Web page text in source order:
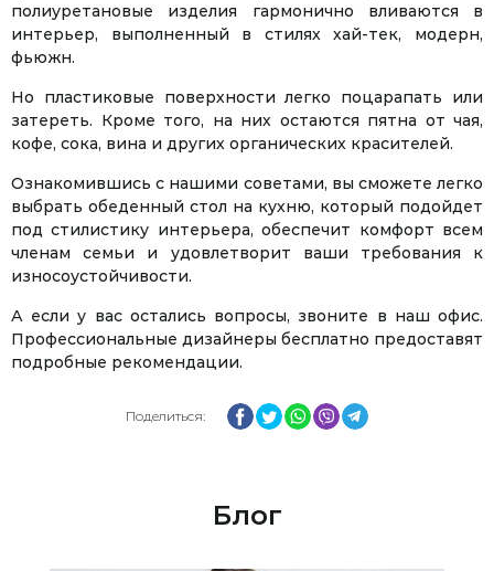
полиуретановые изделия гармонично вливаются в
интерьер, выполненный в стилях хай-тек, модерн,
фьюжн.
Но пластиковые поверхности легко поцарапать или
затереть. Кроме того, на них остаются пятна от чая,
кофе, сока, вина и других органических красителей.
Ознакомившись с нашими советами, вы сможете легко
выбрать обеденный стол на кухню, который подойдет
под стилистику интерьера, обеспечит комфорт всем
членам семьи и удовлетворит ваши требования к
износоустойчивости.
А если у вас остались вопросы, звоните в наш офис.
Профессиональные дизайнеры бесплатно предоставят
подробные рекомендации.
Поделиться: Facebook
TwitterWhatsApp
Viber
Блог